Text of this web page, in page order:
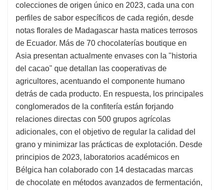
colecciones de origen único en 2023, cada una con
perfiles de sabor específicos de cada región, desde
notas florales de Madagascar hasta matices terrosos
de Ecuador. Más de 70 chocolaterías boutique en
Asia presentan actualmente envases con la "historia
del cacao" que detallan las cooperativas de
agricultores, acentuando el componente humano
detrás de cada producto. En respuesta, los principales
conglomerados de la confitería están forjando
relaciones directas con 500 grupos agrícolas
adicionales, con el objetivo de regular la calidad del
grano y minimizar las prácticas de explotación. Desde
principios de 2023, laboratorios académicos en
Bélgica han colaborado con 14 destacadas marcas
de chocolate en métodos avanzados de fermentación,